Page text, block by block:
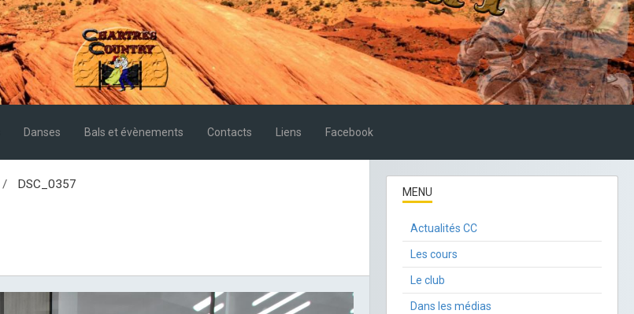
Danses Bals et évènements Contacts Liens Facebook
DSC_0357
MENU
Actualités CC
Les cours
Le club
Dans les médias